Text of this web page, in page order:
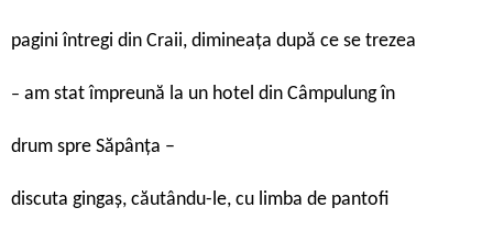
pagini întregi din Craii, dimineața după ce se trezea
– am stat împreună la un hotel din Câmpulung în
drum spre Săpânța –
discuta gingaș, căutându-le, cu limba de pantofi